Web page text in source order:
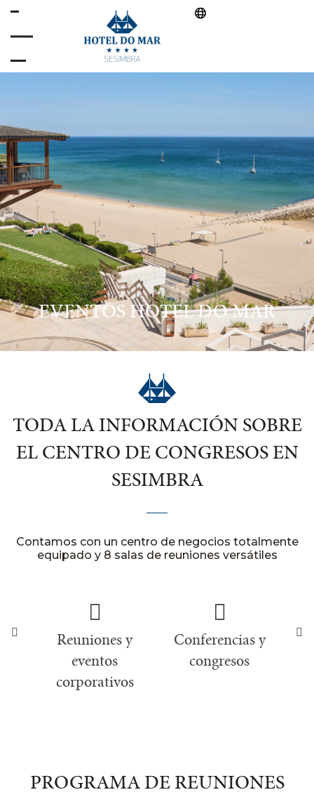
EVENTOS HOTEL DO MAR
TODA LA INFORMACIÓN SOBRE
EL CENTRO DE CONGRESOS EN
SESIMBRA
Contamos con un centro de negocios totalmente
equipado y 8 salas de reuniones versátiles
Reuniones y
eventos
corporativos
Conferencias y
congresos
PROGRAMA DE REUNIONES